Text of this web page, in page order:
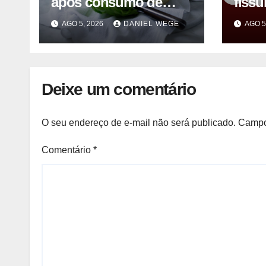
alface contaminada
AGO 5, 2026 DANIEL WEGE
após
AGO
Deixe um comentário
O seu endereço de e-mail não será publicado.
Comentário *